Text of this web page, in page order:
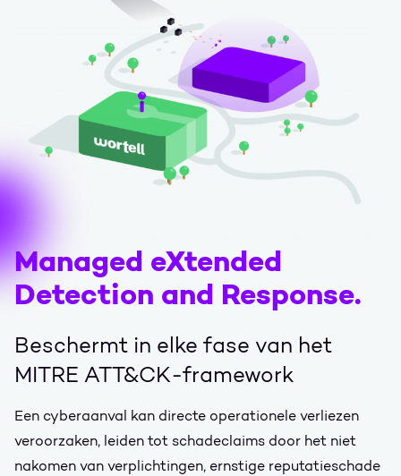
Managed eXtended
Detection and Response.
Beschermt in elke fase van het
MITRE ATT&CK-framework
Een cyberaanval kan directe operationele verliezen
veroorzaken, leiden tot schadeclaims door het niet
nakomen van verplichtingen, ernstige reputatieschade